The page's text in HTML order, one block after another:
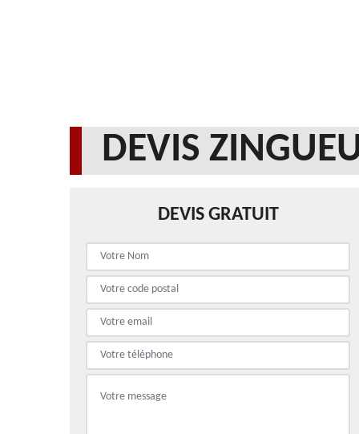
DEVIS
DEVIS GRATUIT